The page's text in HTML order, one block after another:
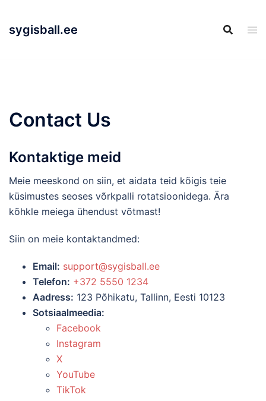
content
sygisball.ee
Contact Us
Kontaktige meid
Meie meeskond on siin, et aidata teid kõigis teie
küsimustes seoses võrkpalli rotatsioonidega. Ära
kõhkle meiega ühendust võtmast!
Siin on meie kontaktandmed:
Email: support@sygisball.ee
Telefon: +372 5550 1234
Aadress: 123 Põhikatu, Tallinn, Eesti 10123
Sotsiaalmeedia:
Facebook
Instagram
X
YouTube
TikTok